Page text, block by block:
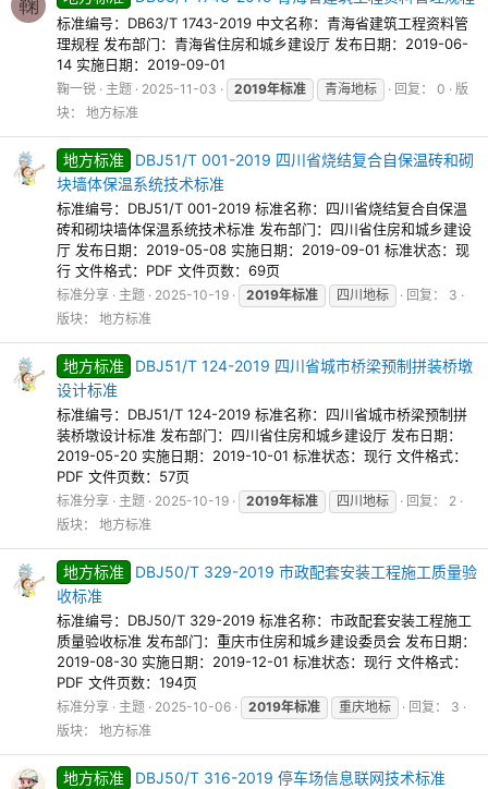
鞠
标准编号：DB63/T 1743-2019 中文名称：青海省建筑工程资料管
理规程 发布部门：青海省住房和城乡建设厅 发布日期：2019-06-
14 实施日期：2019-09-01
鞠一锐 主题 2025-11-03 2019年标准 青海地标 回复： 0
版
块： 地方标准
地方标准
DBJ51/T 001-2019 四川省烧结复合自保温砖和砌
块墙体保温系统技术标准
标准编号：DBJ51/T 001-2019 标准名称：四川省烧结复合自保温
砖和砌块墙体保温系统技术标准 发布部门：四川省住房和城乡建设
厅 发布日期：2019-05-08 实施日期：2019-09-01 标准状态：现
行 文件格式：PDF 文件页数：69页
标准分享 主题 2025-10-19 2019年标准 四川地标
回复： 3
版块： 地方标准
地方标准
DBJ51/T 124-2019 四川省城市桥梁预制拼装桥墩
设计标准
标准编号：DBJ51/T 124-2019 标准名称：四川省城市桥梁预制拼
装桥墩设计标准 发布部门：四川省住房和城乡建设厅 发布日期：
2019-05-20 实施日期：2019-10-01 标准状态：现行 文件格式：
PDF 文件页数：57页
标准分享 主题 2025-10-19 2019年标准 四川地标
回复： 2
版块： 地方标准
地方标准
DBJ50/T 329-2019 市政配套安装工程施工质量验
收标准
标准编号：DBJ50/T 329-2019 标准名称：市政配套安装工程施工
质量验收标准 发布部门：重庆市住房和城乡建设委员会 发布日期：
2019-08-30 实施日期：2019-12-01 标准状态：现行 文件格式：
PDF 文件页数：194页
标准分享 主题 2025-10-06 2019年标准 重庆地标
回复： 3
版块： 地方标准
地方标准 DBJ50/T 316-2019 停车场信息联网技术标准